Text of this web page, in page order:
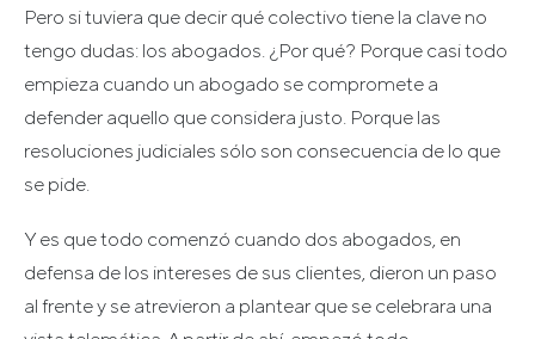
Pero si tuviera que decir qué colectivo tiene la clave no
tengo dudas: los abogados. ¿Por qué? Porque casi todo
empieza cuando un abogado se compromete a
defender aquello que considera justo. Porque las
resoluciones judiciales sólo son consecuencia de lo que
se pide.
Y es que todo comenzó cuando dos abogados, en
defensa de los intereses de sus clientes, dieron un paso
al frente y se atrevieron a plantear que se celebrara una